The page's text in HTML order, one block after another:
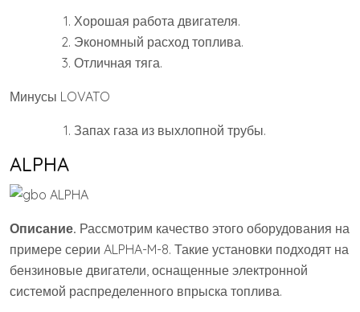
Хорошая работа двигателя.
Экономный расход топлива.
Отличная тяга.
Минусы LOVATO
Запах газа из выхлопной трубы.
ALPHA
Описание. Рассмотрим качество этого оборудования на
примере серии ALPHA-M-8. Такие установки подходят на
бензиновые двигатели, оснащенные электронной
системой распределенного впрыска топлива.